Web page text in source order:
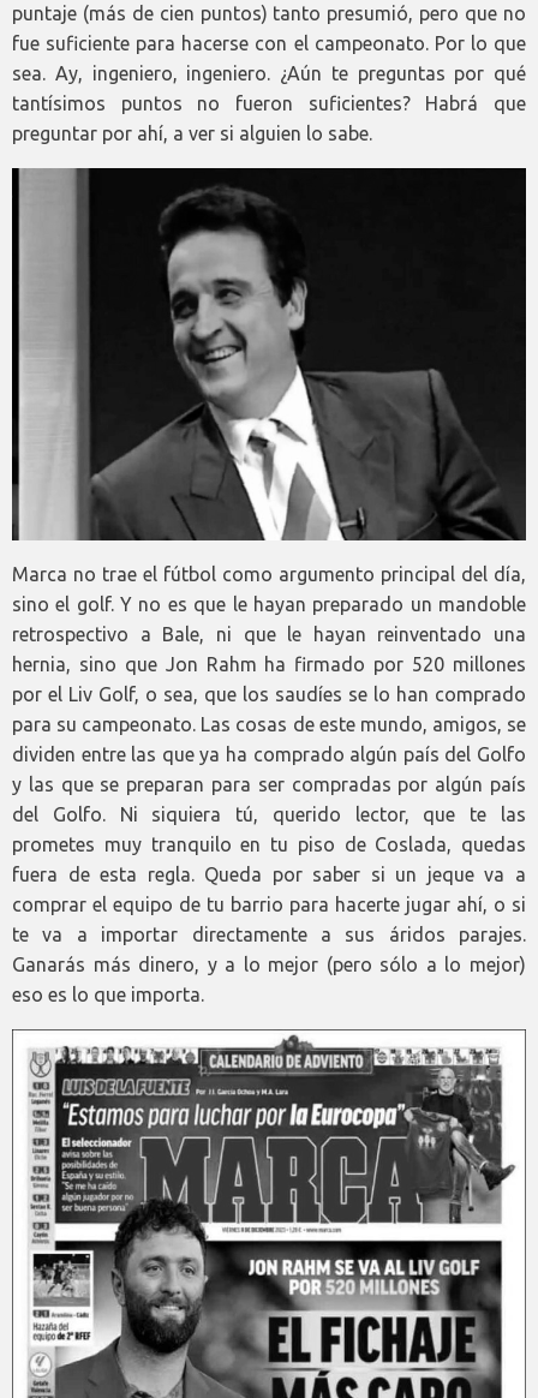
puntaje (más de cien puntos) tanto presumió, pero que no
fue suficiente para hacerse con el campeonato. Por lo que
sea. Ay, ingeniero, ingeniero. ¿Aún te preguntas por qué
tantísimos puntos no fueron suficientes? Habrá que
preguntar por ahí, a ver si alguien lo sabe.
Marca no trae el fútbol como argumento principal del día,
sino el golf. Y no es que le hayan preparado un mandoble
retrospectivo a Bale, ni que le hayan reinventado una
hernia, sino que Jon Rahm ha firmado por 520 millones
por el Liv Golf, o sea, que los saudíes se lo han comprado
para su campeonato. Las cosas de este mundo, amigos, se
dividen entre las que ya ha comprado algún país del Golfo
y las que se preparan para ser compradas por algún país
del Golfo. Ni siquiera tú, querido lector, que te las
prometes muy tranquilo en tu piso de Coslada, quedas
fuera de esta regla. Queda por saber si un jeque va a
comprar el equipo de tu barrio para hacerte jugar ahí, o si
te va a importar directamente a sus áridos parajes.
Ganarás más dinero, y a lo mejor (pero sólo a lo mejor)
eso es lo que importa.